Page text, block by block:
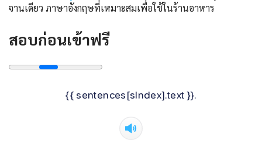
จานเดียว ภาษาอังกฤษที่เหมาะสมเพื่อใช้ในร้านอาหาร
สอบก่อนเข้าฟรี
{{ sentences[sIndex].text }}.